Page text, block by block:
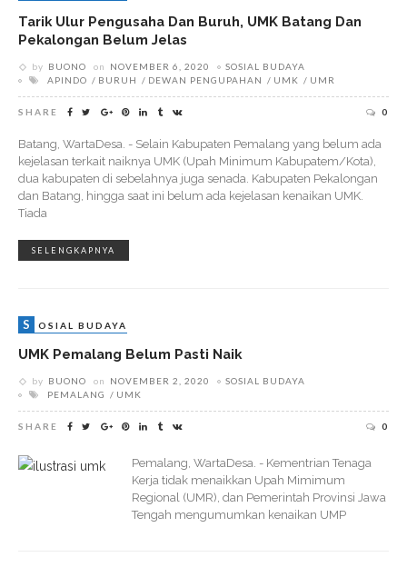
Tarik Ulur Pengusaha Dan Buruh, UMK Batang Dan
Pekalongan Belum Jelas
by BUONO on NOVEMBER 6, 2020
SOSIAL BUDAYA
APINDO
BURUH DEWAN PENGUPAHAN UMK UMR
SHARE 0
Batang, WartaDesa. - Selain Kabupaten Pemalang yang belum ada
kejelasan terkait naiknya UMK (Upah Minimum Kabupatem/Kota),
dua kabupaten di sebelahnya juga senada. Kabupaten Pekalongan
dan Batang, hingga saat ini belum ada kejelasan kenaikan UMK.
Tiada
SELENGKAPNYA
S OSIAL BUDAYA
UMK Pemalang Belum Pasti Naik
by BUONO on NOVEMBER 2, 2020
SOSIAL BUDAYA
PEMALANG
UMK
SHARE 0
Pemalang, WartaDesa. - Kementrian Tenaga
Kerja tidak menaikkan Upah Mimimum
Regional (UMR), dan Pemerintah Provinsi Jawa
Tengah mengumumkan kenaikan UMP